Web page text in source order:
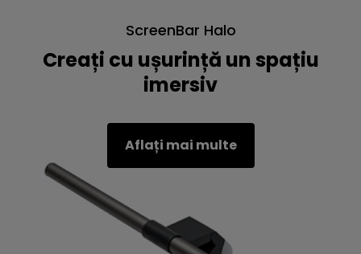
ScreenBar Halo
Creați cu ușurință un spațiu
imersiv
Aflați mai multe